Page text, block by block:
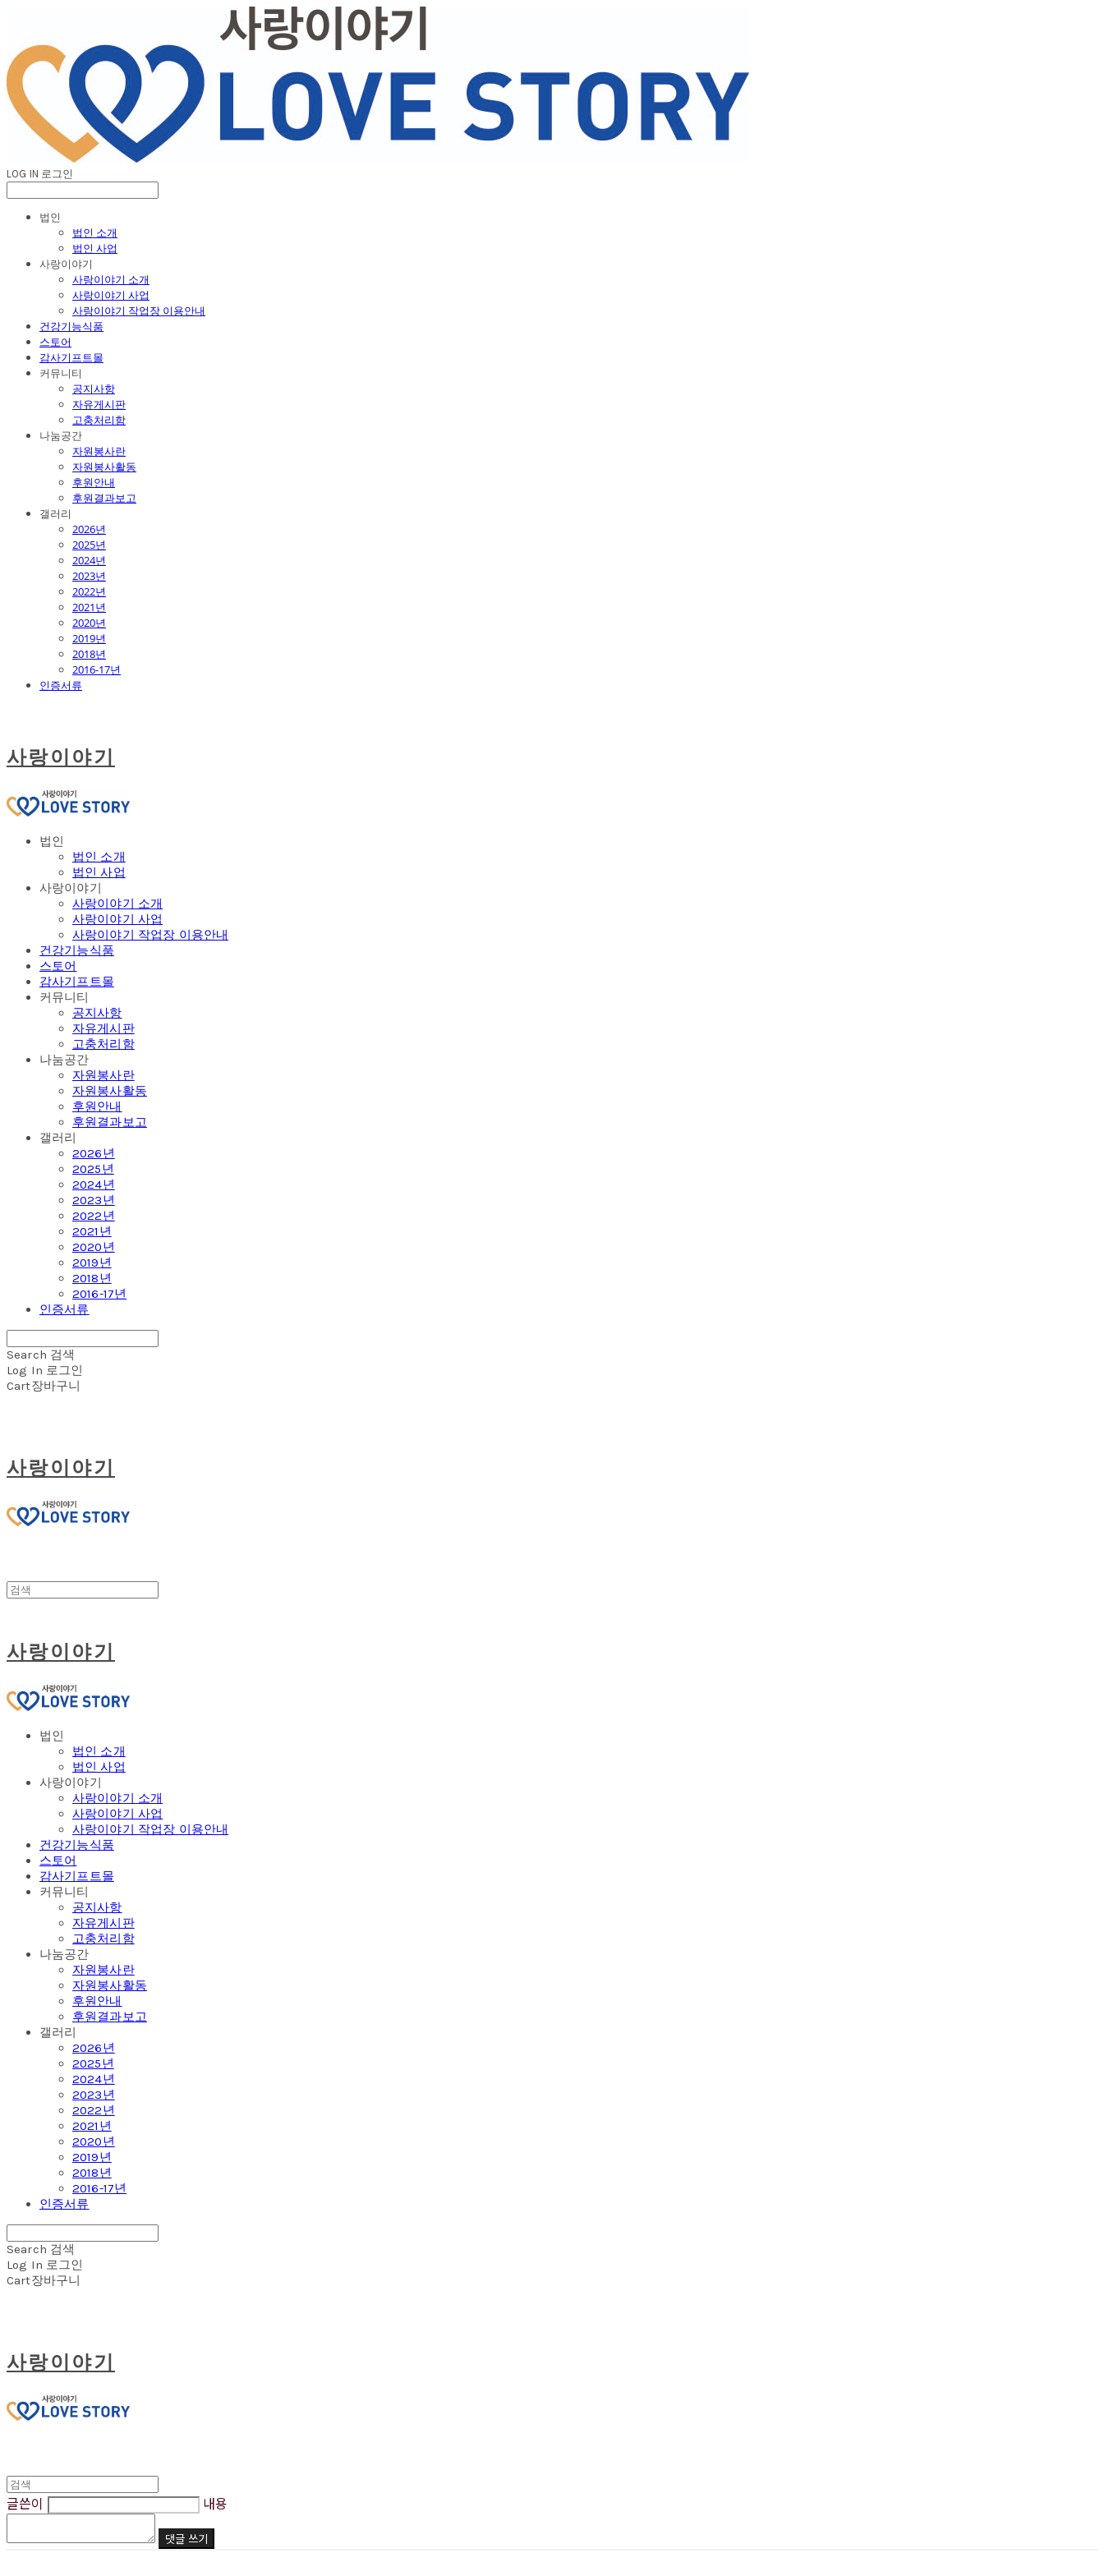
LOG IN 로그인
법인
법인 소개
법인 사업
사랑이야기
사랑이야기 소개
사랑이야기 사업
사랑이야기 작업장 이용안내
건강기능식품
스토어
감사기프트몰
커뮤니티
공지사항
자유게시판
고충처리함
나눔공간
자원봉사란
자원봉사활동
후원안내
후원결과보고
갤러리
2026년
2025년
2024년
2023년
2022년
2021년
2020년
2019년
2018년
2016-17년
인증서류
사랑이야기
법인
법인 소개
법인 사업
사랑이야기
사랑이야기 소개
사랑이야기 사업
사랑이야기 작업장 이용안내
건강기능식품
스토어
감사기프트몰
커뮤니티
공지사항
자유게시판
고충처리함
나눔공간
자원봉사란
자원봉사활동
후원안내
후원결과보고
갤러리
2026년
2025년
2024년
2023년
2022년
2021년
2020년
2019년
2018년
2016-17년
인증서류
Search 검색
Log In 로그인
Cart장바구니
사랑이야기
사랑이야기
법인
법인 소개
법인 사업
사랑이야기
사랑이야기 소개
사랑이야기 사업
사랑이야기 작업장 이용안내
건강기능식품
스토어
감사기프트몰
커뮤니티
공지사항
자유게시판
고충처리함
나눔공간
자원봉사란
자원봉사활동
후원안내
후원결과보고
갤러리
2026년
2025년
2024년
2023년
2022년
2021년
2020년
2019년
2018년
2016-17년
인증서류
Search 검색
Log In 로그인
Cart장바구니
사랑이야기
글쓴이 내용
댓글 쓰기